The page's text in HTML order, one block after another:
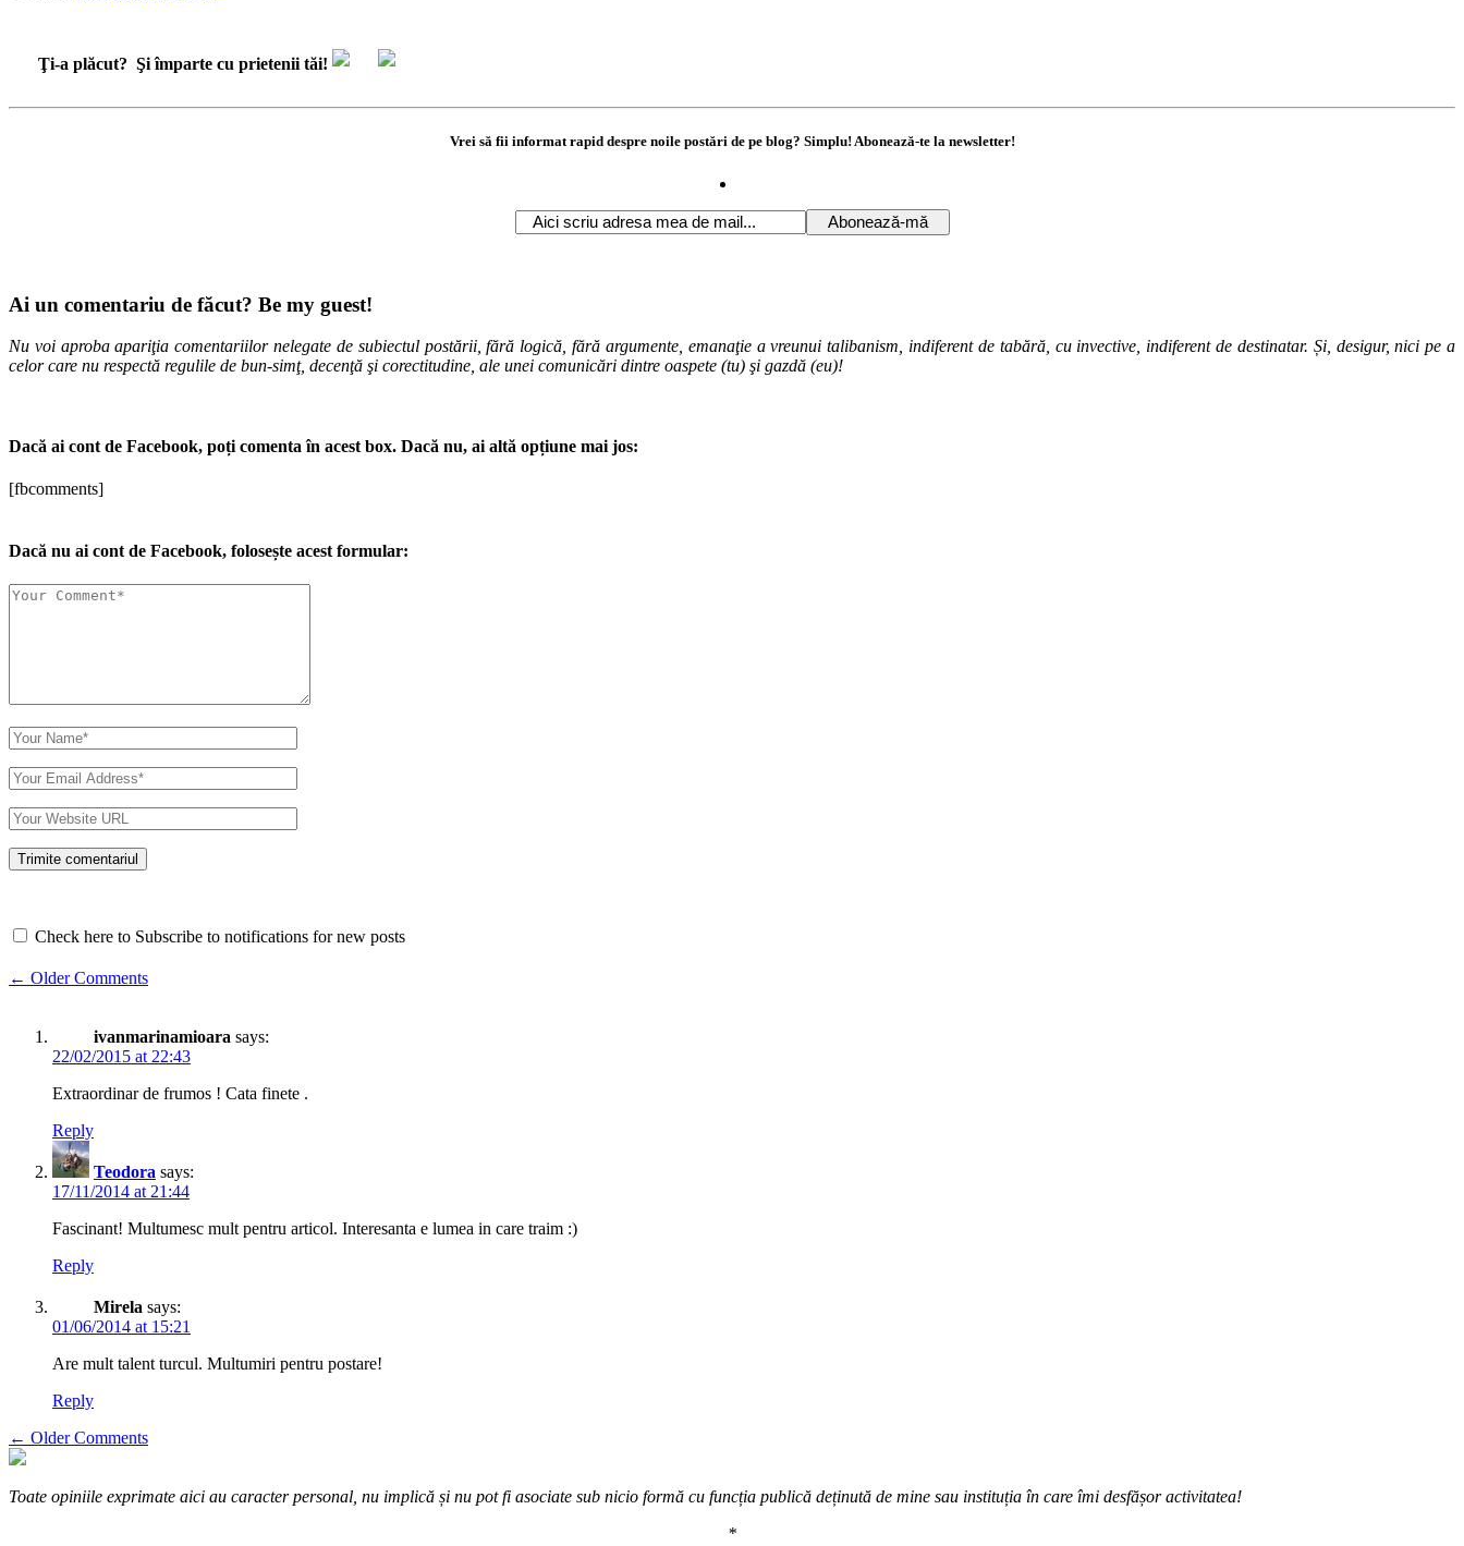
Ţi-a plăcut? Şi împarte cu prietenii tăi!
Vrei să fii informat rapid despre noile postări de pe blog? Simplu! Abonează-te la newsletter!
Ai un comentariu de făcut? Be my guest!
Nu voi aproba apariţia comentariilor nelegate de subiectul postării, fără logică, fără argumente, emanaţie a vreunui talibanism, indiferent de tabără, cu invective, indiferent de destinatar. Și, desigur, nici pe a
celor care nu respectă regulile de bun-simţ, decenţă şi corectitudine, ale unei comunicări dintre oaspete (tu) şi gazdă (eu)!
Dacă ai cont de Facebook, poți comenta în acest box. Dacă nu, ai altă opțiune mai jos:
[fbcomments]
Dacă nu ai cont de Facebook, folosește acest formular:
Check here to Subscribe to notifications for new posts
Comment
← Older Comments
ivanmarinamioara says:
22/02/2015 at 22:43
Extraordinar de frumos ! Cata finete .
Reply
Teodora says:
17/11/2014 at 21:44
Fascinant! Multumesc mult pentru articol. Interesanta e lumea in care traim :)
Reply
Mirela says:
01/06/2014 at 15:21
Are mult talent turcul. Multumiri pentru postare!
Reply
Comment
navigation
← Older Comments
Toate opiniile exprimate aici au caracter personal, nu implică și nu pot fi asociate sub nicio formă cu funcția publică deținută de mine sau instituția în care îmi desfășor activitatea!
*